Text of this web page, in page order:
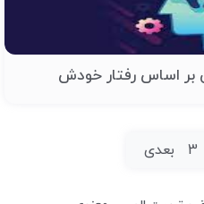
اساس رفتار خودش
بعدی